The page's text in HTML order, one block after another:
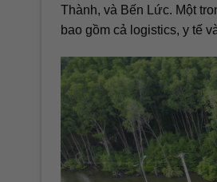
Thành, và Bến Lức. Một
bao gồm cả logistics, y tế